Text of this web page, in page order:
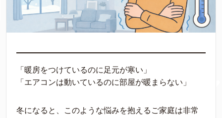
「暖房をつけているのに足元が寒い」
「エアコンは動いているのに部屋が暖まらない」
冬になると、このような悩みを抱えるご家庭は非常